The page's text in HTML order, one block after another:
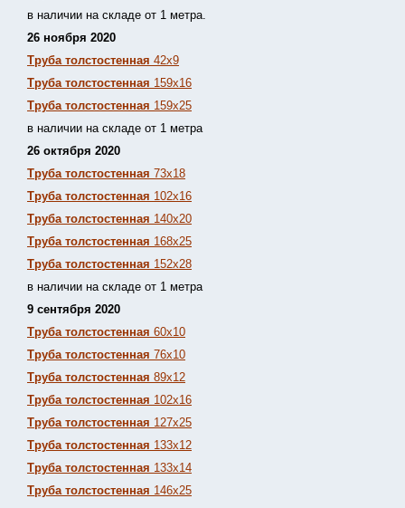
в наличии на складе от 1 метра.
26 ноября 2020
Труба толстостенная 42х9
Труба толстостенная 159х16
Труба толстостенная 159х25
в наличии на складе от 1 метра
26 октября 2020
Труба толстостенная 73х18
Труба толстостенная 102х16
Труба толстостенная 140х20
Труба толстостенная 168х25
Труба толстостенная 152х28
в наличии на складе от 1 метра
9 сентября 2020
Труба толстостенная 60х10
Труба толстостенная 76х10
Труба толстостенная 89х12
Труба толстостенная 102х16
Труба толстостенная 127х25
Труба толстостенная 133х12
Труба толстостенная 133х14
Труба толстостенная 146х25